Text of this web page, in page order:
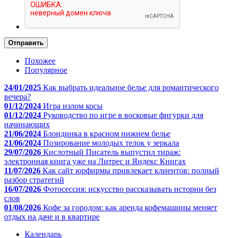
Отправить
Похожее
Популярное
24/01/2025 Как выбрать идеальное белье для романтического
вечера?
01/12/2024 Игра излом косы
01/12/2024 Руководство по игре в восковые фигурки для
начинающих
21/06/2024 Блондинка в красном нижнем белье
21/06/2024 Позирование молодых телок у зеркала
29/07/2026 Кислотный Писатель выпустил тираж:
электронная книга уже на Литрес и Яндекс Книгах
11/07/2026 Как сайт юрфирмы привлекает клиентов: полный
разбор стратегий
16/07/2026 Фотосессия: искусство рассказывать истории без
слов
01/08/2026 Кофе за городом: как аренда кофемашины меняет
отдых на даче и в квартире
Календарь